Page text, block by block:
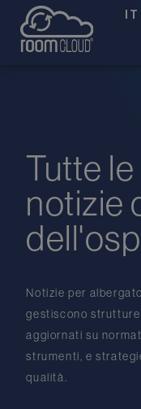
IT
Tutte
notizie
Notizie per
gestiscono strutture
aggiornati su
strumenti, e
qualità.